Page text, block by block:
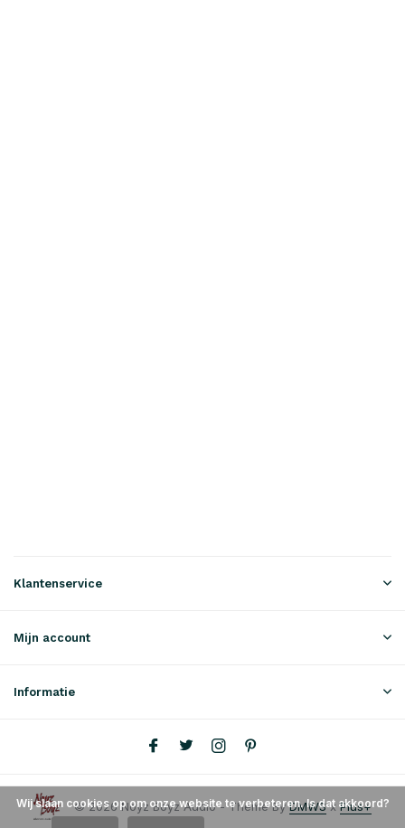
Klantenservice
Mijn account
Informatie
© 2026 Noyz Boyz Audio - Theme ByDMWSxPlus+
Wij slaan cookies op om onze website te verbeteren. Is dat akkoord?